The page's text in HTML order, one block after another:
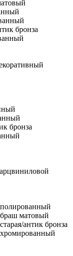
бронза
бронза
матовый
антик бронза